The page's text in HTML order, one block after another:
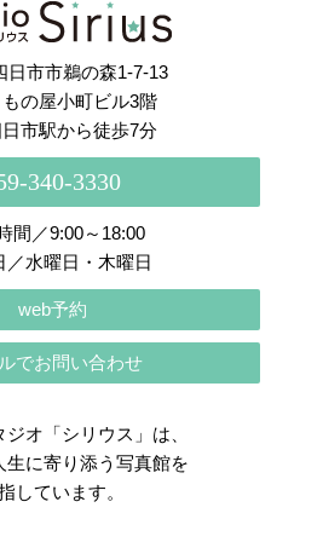
日市市鵜の森1-7-13
の屋小町ビル3階
市駅から徒歩7分
340-3330
間／9:00～18:00
／水曜日・木曜日
web予約
でお問い合わせ
オ「シリウス」は、
生に寄り添う写真館を
しています。